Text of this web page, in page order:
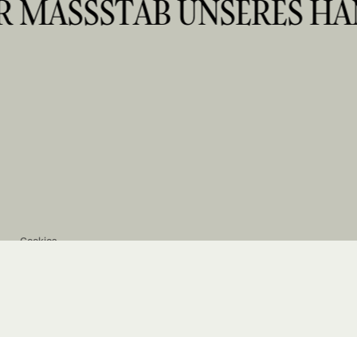
UNSERES
Cookies